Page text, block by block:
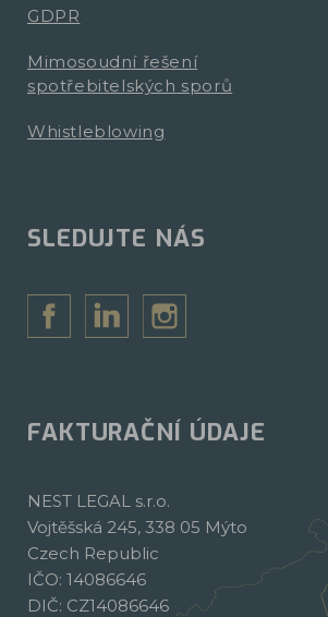
GDPR
Mimosoudní řešení
spotřebitelských sporů
Whistleblowing
SLEDUJTE NÁS
FAKTURAČNÍ ÚDAJE
NEST LEGAL s.r.o.
Vojtěšská 245, 338 05 Mýto
Czech Republic
IČO: 14086646
DIČ: CZ14086646